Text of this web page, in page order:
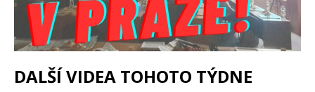
DALŠÍ VIDEA TOHOTO TÝDNE